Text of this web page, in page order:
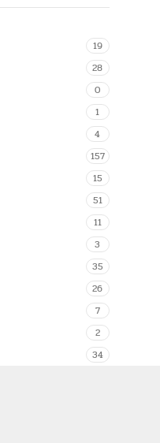
19
28
0
1
4
157
15
51
11
3
35
26
7
2
34